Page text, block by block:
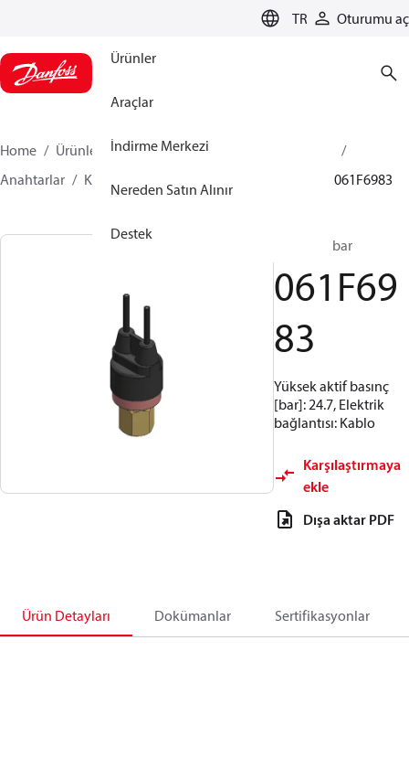
TR Oturumu aç
Ürünler
Araçlar
İndirme Merkezi
Nereden Satın Alınır
Destek
Home Ürünler
İklimlendirme Çözümleri - soğutma
Anahtarlar
Kartuş Basınç Anahtarları 061F6983
ACB, 24.7 bar
061F69
83
Yüksek aktif basınç
[bar]: 24.7, Elektrik
bağlantısı: Kablo
Karşılaştırmaya
ekle
Dışa aktar PDF
Ürün Detayları Dokümanlar Sertifikasyonlar